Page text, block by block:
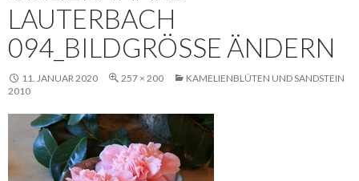
LAUTERBACH
094_BILDGRÖSSE ÄNDERN
11. JANUAR 2020 257 × 200
KAMELIENBLÜTEN UND SANDSTEIN
2010